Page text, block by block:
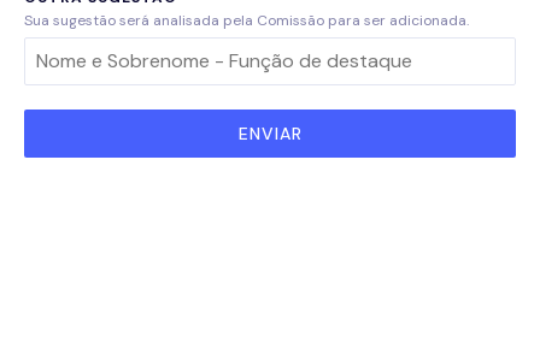
Sua sugestão será analisada pela Comissão para ser adicionada.
ENVIAR